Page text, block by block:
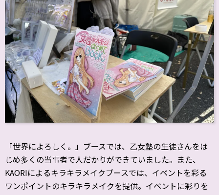
「世界によろしく。」ブースでは、乙女塾の生徒さんをは
じめ多くの当事者で人だかりができていました。また、
KAORIによるキラキラメイクブースでは、イベントを彩る
ワンポイントのキラキラメイクを提供。イベントに彩りを